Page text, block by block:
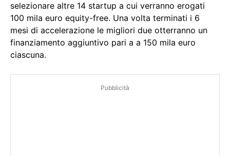
selezionare altre 14 startup a cui verranno erogati
100 mila euro equity-free. Una volta terminati i 6
mesi di accelerazione le migliori due otterranno un
finanziamento aggiuntivo pari a a 150 mila euro
ciascuna.
Pubblicità